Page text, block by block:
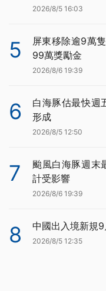
2026/8/5 16:03
5
屏東移除逾9萬
99萬獎勵金
2026/8/6 19:39
6
白海豚估最快週
形成
2026/8/5 12:50
7
颱風白海豚週末
計受影響
2026/8/6 19:39
8 中國出入境新規
2026/8/5 12:35